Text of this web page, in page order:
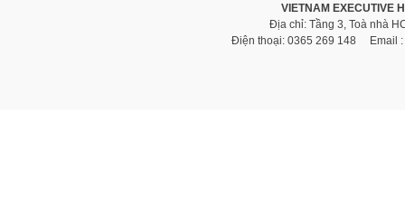
VIETNAM EXECUTIVE
Địa chỉ: Tầng 3, Toà nhà
Điện thoại: 0365 269 148 Email